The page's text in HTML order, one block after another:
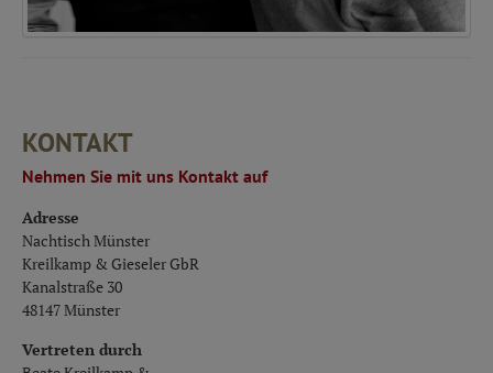
KONTAKT
Nehmen Sie mit uns Kontakt auf
Adresse
Nachtisch Münster
Kreilkamp & Gieseler GbR
Kanalstraße 30
48147 Münster
Vertreten durch